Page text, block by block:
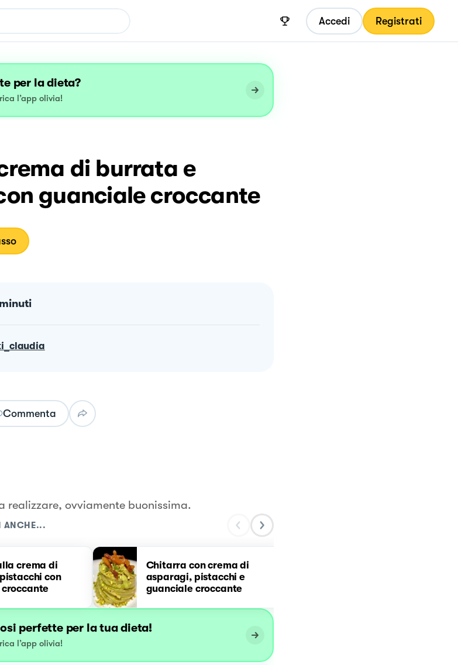
Accedi Registrati
per la dieta?
l’app olivia!
di burrata e
guanciale croccante
Commenta
realizzare, ovviamente buonissima.
ANCHE...
crema di
con
Chitarra con crema di
asparagi, pistacchi e
guanciale croccante
perfette per la tua dieta!
l’app olivia!